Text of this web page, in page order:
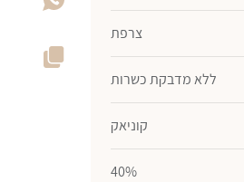
צרפת
ללא מדבקת כשרות
קוניאק
40%